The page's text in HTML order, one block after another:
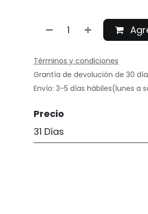
Términos y condiciones
Grantía de devolución de 30
Envío: 3-5 días hábiles(lunes a
Precio
31 Días